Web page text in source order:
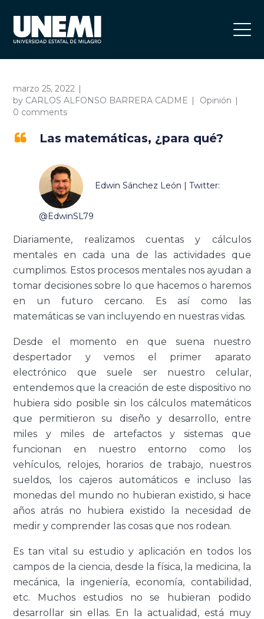
marzo 25, 2022
by CARLOS ALFONSO BARRERA CADME
Opinión
0 comments
Las matemáticas, ¿para qué?
Edwin Sánchez León | Twitter:
@EdwinSL79
Diariamente, realizamos cuentas y cálculos
mentales en cada una de las actividades que
cumplimos. Estos procesos mentales nos ayudan a
tomar decisiones sobre lo que hacemos o haremos
en un futuro cercano. Es así como las
matemáticas se van incluyendo en nuestras vidas.
Desde el momento en que suena nuestro
despertador y vemos el primer aparato
electrónico que suele ser nuestro celular,
entendemos que la creación de este dispositivo no
hubiera sido posible sin los cálculos matemáticos
que permitieron su diseño y desarrollo, entre
miles y miles de artefactos y sistemas que
funcionan en nuestro entorno como los
vehículos, relojes, horarios de trabajo, nuestros
sueldos, los cajeros automáticos e incluso las
monedas del mundo no hubieran existido, si hace
años atrás no hubiera existido la necesidad de
medir y comprender las cosas que nos rodean.
Es tan vital su estudio y aplicación en todos los
campos de la ciencia, desde la física, la medicina, la
mecánica, la ingeniería, economía, contabilidad,
etc. Muchos estudios no se hubieran podido
desarrollar sin ellas. En la actualidad, está muy